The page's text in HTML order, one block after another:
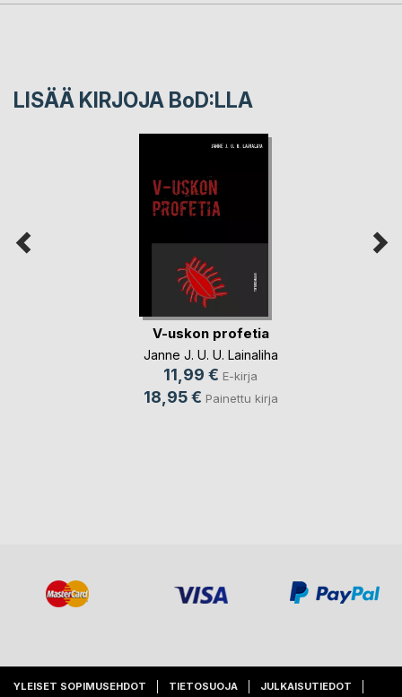
LISÄÄ KIRJOJA BoD:LLA
V-uskon profetia
Janne J. U. U. Lainaliha
11,99 € E-kirja
18,95 € Painettu kirja
YLEISET SOPIMUSEHDOT TIETOSUOJA JULKAISUTIEDOT